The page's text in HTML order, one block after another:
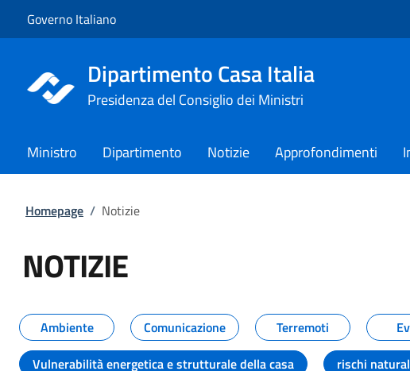
Governo Italiano
Dipartimento Casa Italia
Presidenza del Consiglio dei Ministri
Ministro Dipartimento Notizie Approfondimenti
Homepage / Notizie
NOTIZIE
Tutti i contenuti della pagina NOTIZIE
Ambiente Comunicazione Terremoti
Vulnerabilità energetica e strutturale della casa
rischi